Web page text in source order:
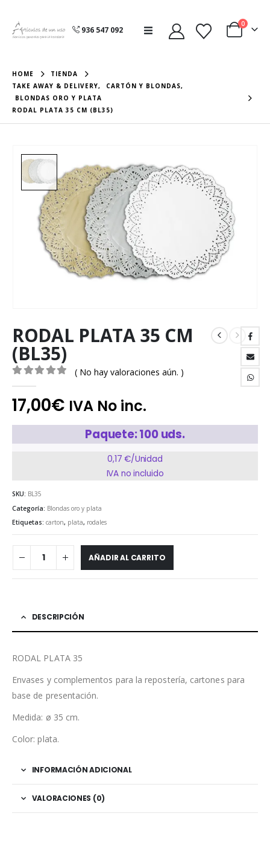
936 547 092
0
HOME
TIENDA
TAKE AWAY & DELIVERY, CARTÓN Y BLONDAS,
BLONDAS ORO Y PLATA
RODAL PLATA 35 CM (BL35)
RODAL PLATA 35 CM
(BL35)
( No hay valoraciones aún. )
17,00€ IVA No inc.
Paquete: 100 uds.
0,17 €/Unidad
IVA no incluido
SKU: BL35
Categoría: Blondas oro y plata
Etiquetas: carton, plata, rodales
AÑADIR AL CARRITO
DESCRIPCIÓN
RODAL PLATA 35
Envases y complementos para la repostería, cartones para
base de presentación.
Medida: ø 35 cm.
Color: plata.
INFORMACIÓN ADICIONAL
VALORACIONES (0)